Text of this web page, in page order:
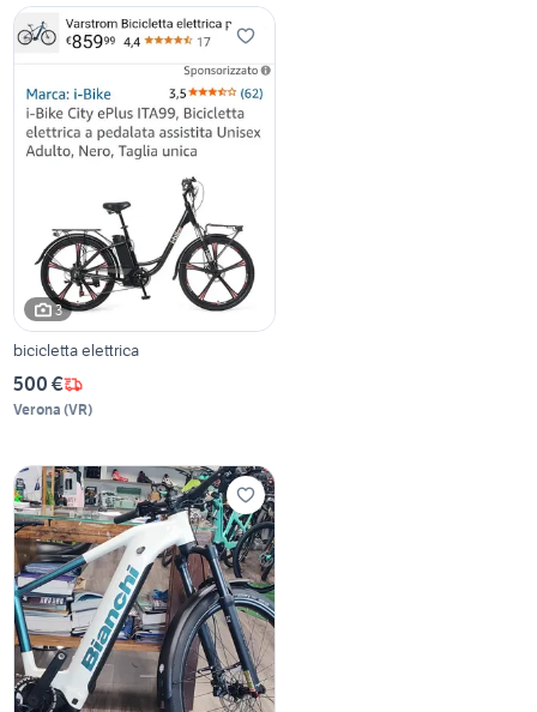
3
bicicletta elettrica
500 €
Verona (VR)